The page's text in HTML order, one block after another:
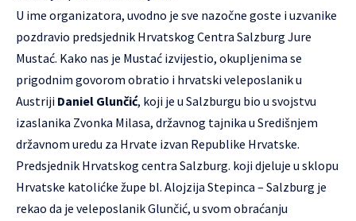
U ime organizatora, uvodno je sve nazočne goste i uzvanike
pozdravio predsjednik Hrvatskog Centra Salzburg Jure
Mustać. Kako nas je Mustać izvijestio, okupljenima se
prigodnim govorom obratio i hrvatski veleposlanik u
Austriji Daniel Glunčić, koji je u Salzburgu bio u svojstvu
izaslanika Zvonka Milasa, državnog tajnika u Središnjem
državnom uredu za Hrvate izvan Republike Hrvatske.
Predsjednik Hrvatskog centra Salzburg. koji djeluje u sklopu
Hrvatske katolićke župe bl. Alojzija Stepinca – Salzburg je
rekao da je veleposlanik Glunčić, u svom obraćanju